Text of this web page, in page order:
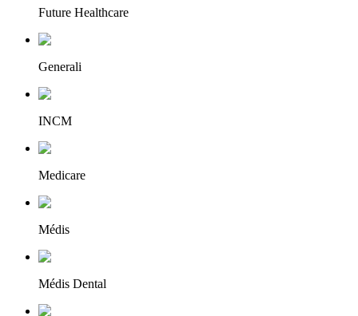
Future Healthcare
Generali
INCM
Medicare
Médis
Médis Dental